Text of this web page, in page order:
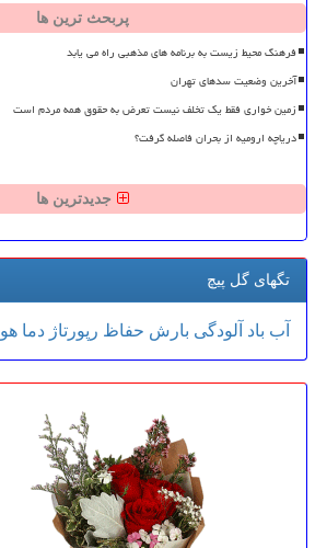
پربحث ترین ها
فرهنگ محیط زیست به برنامه های مذهبی راه می یابد
آخرین وضعیت سدهای تهران
زمین خواری فقط یک تخلف نیست تعرض به حقوق همه مردم است
دریاچه ارومیه از بحران فاصله گرفت؟
جدیدترین ها
تگهای گل پیچ
آب باد آلودگی بارش حفاظ رپورتاژ دما هوا